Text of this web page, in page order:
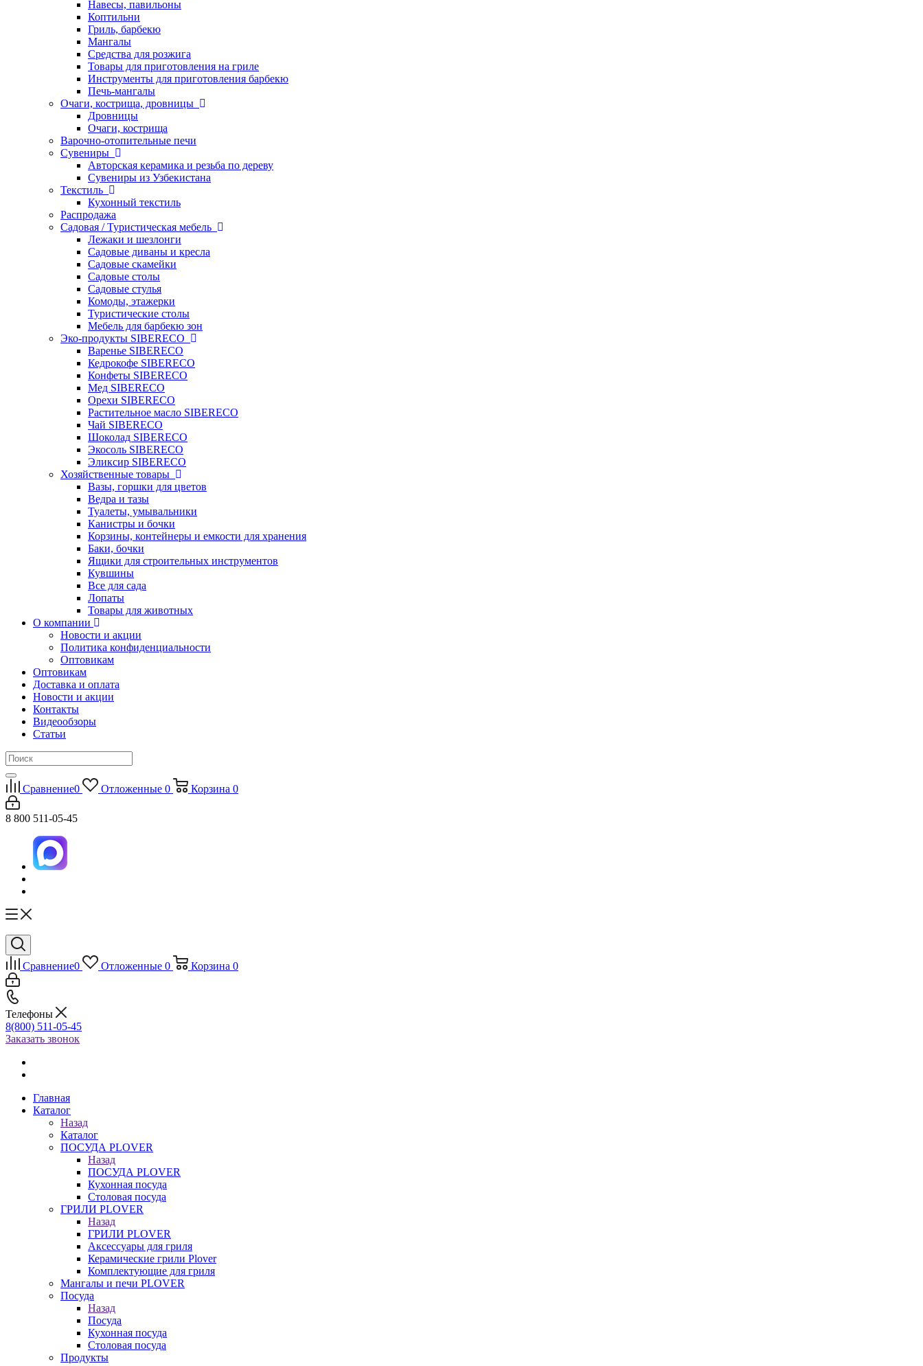
Навесы, павильоны
Коптильни
Гриль, барбекю
Мангалы
Средства для розжига
Товары для приготовления на гриле
Инструменты для приготовления барбекю
Печь-мангалы
Очаги, кострища, дровницы
Дровницы
Очаги, кострища
Варочно-отопительные печи
Сувениры
Авторская керамика и резьба по дереву
Сувениры из Узбекистана
Текстиль
Кухонный текстиль
Распродажа
Садовая / Туристическая мебель
Лежаки и шезлонги
Садовые диваны и кресла
Садовые скамейки
Садовые столы
Садовые стулья
Комоды, этажерки
Туристические столы
Мебель для барбекю зон
Эко-продукты SIBERECO
Варенье SIBERECO
Кедрокофе SIBERECO
Конфеты SIBERECO
Мед SIBERECO
Орехи SIBERECO
Растительное масло SIBERECO
Чай SIBERECO
Шоколад SIBERECO
Экосоль SIBERECO
Эликсир SIBERECO
Хозяйственные товары
Вазы, горшки для цветов
Ведра и тазы
Туалеты, умывальники
Канистры и бочки
Корзины, контейнеры и емкости для хранения
Баки, бочки
Ящики для строительных инструментов
Кувшины
Все для сада
Лопаты
Товары для животных
О компании
Новости и акции
Политика конфиденциальности
Оптовикам
Оптовикам
Доставка и оплата
Новости и акции
Контакты
Видеообзоры
Статьи
Сравнение0 Отложенные 0 Корзина 0
8 800 511-05-45
Сравнение0 Отложенные 0 Корзина 0
Телефоны
8(800) 511-05-45
Заказать звонок
Главная
Каталог
Назад
Каталог
ПОСУДА PLOVER
Назад
ПОСУДА PLOVER
Кухонная посуда
Столовая посуда
ГРИЛИ PLOVER
Назад
ГРИЛИ PLOVER
Аксессуары для гриля
Керамические грили Plover
Комплектующие для гриля
Мангалы и печи PLOVER
Посуда
Назад
Посуда
Кухонная посуда
Столовая посуда
Продукты